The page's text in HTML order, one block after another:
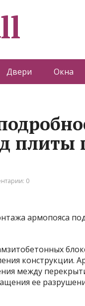
Двери Окна
плиты
0
конструкции.
между
ее